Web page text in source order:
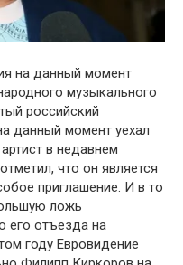
на данный момент
музыкального
российский
данный момент уехал
в недавнем
что он является
приглашение. И в то
ложь
его отъезда на
году Евровидение